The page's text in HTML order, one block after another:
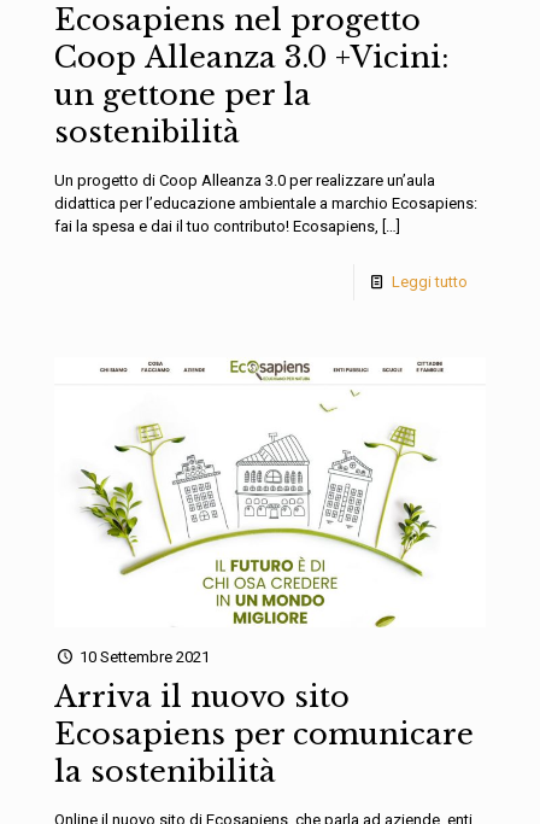
Ecosapiens nel progetto
Coop Alleanza 3.0 +Vicini:
un gettone per la
sostenibilità
Un progetto di Coop Alleanza 3.0 per realizzare un’aula
didattica per l’educazione ambientale a marchio Ecosapiens:
fai la spesa e dai il tuo contributo! Ecosapiens,
Leggi tutto
10 Settembre 2021
Arriva il nuovo sito
Ecosapiens per comunicare
la sostenibilità
Online il nuovo sito di Ecosapiens, che parla ad aziende, enti